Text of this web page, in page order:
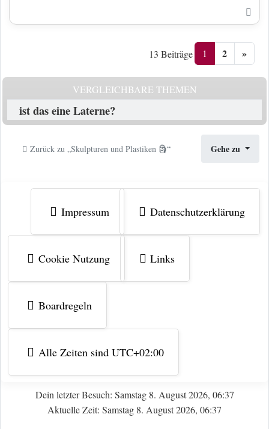
13 Beiträge 1 2 »
VERGLEICHBARE THEMEN
ist das eine Laterne?
Zurück zu „Skulpturen und Plastiken 🗿“ Gehe zu
Impressum Datenschutzerklärung
Cookie Nutzung Links
Boardregeln
Alle Zeiten sind UTC+02:00
Dein letzter Besuch: Samstag 8. August 2026, 06:37
Aktuelle Zeit: Samstag 8. August 2026, 06:37